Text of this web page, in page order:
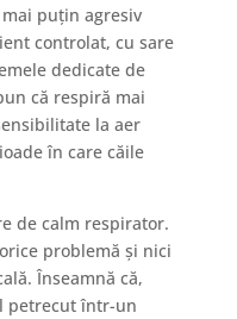
puțin agresiv
controlat, cu sare
dedicate de
că respiră mai
la aer
în care căile
de calm respirator.
problemă și nici
Înseamnă că,
petrecut într-un